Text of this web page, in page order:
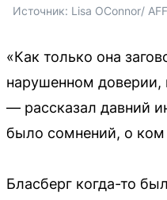
Источник: Lisa OConnor/
«Как только она
нарушенном доверии,
— рассказал давний
было сомнений, о ком
Бласберг когда-то